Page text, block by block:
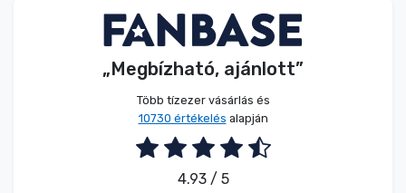
„Megbízható, ajánlott”
Több tízezer vásárlás és
10730 értékelés alapján
4.93 / 5